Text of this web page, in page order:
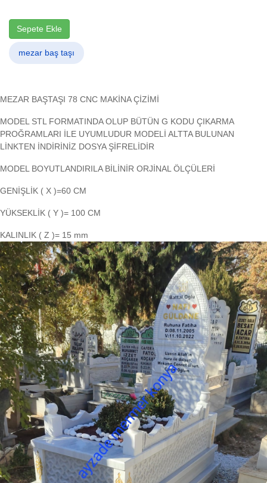
Sepete Ekle
mezar baş taşı
MEZAR BAŞTAŞI 78 CNC MAKİNA ÇİZİMİ
MODEL STL FORMATINDA OLUP BÜTÜN G KODU ÇIKARMA
PROĞRAMLARI İLE UYUMLUDUR MODELİ ALTTA BULUNAN
LİNKTEN İNDİRİNİZ DOSYA ŞİFRELİDİR
MODEL BOYUTLANDIRILA BİLİNİR ORJİNAL ÖLÇÜLERİ
GENİŞLİK ( X )=60 CM
YÜKSEKLİK ( Y )= 100 CM
KALINLIK ( Z )= 15 mm